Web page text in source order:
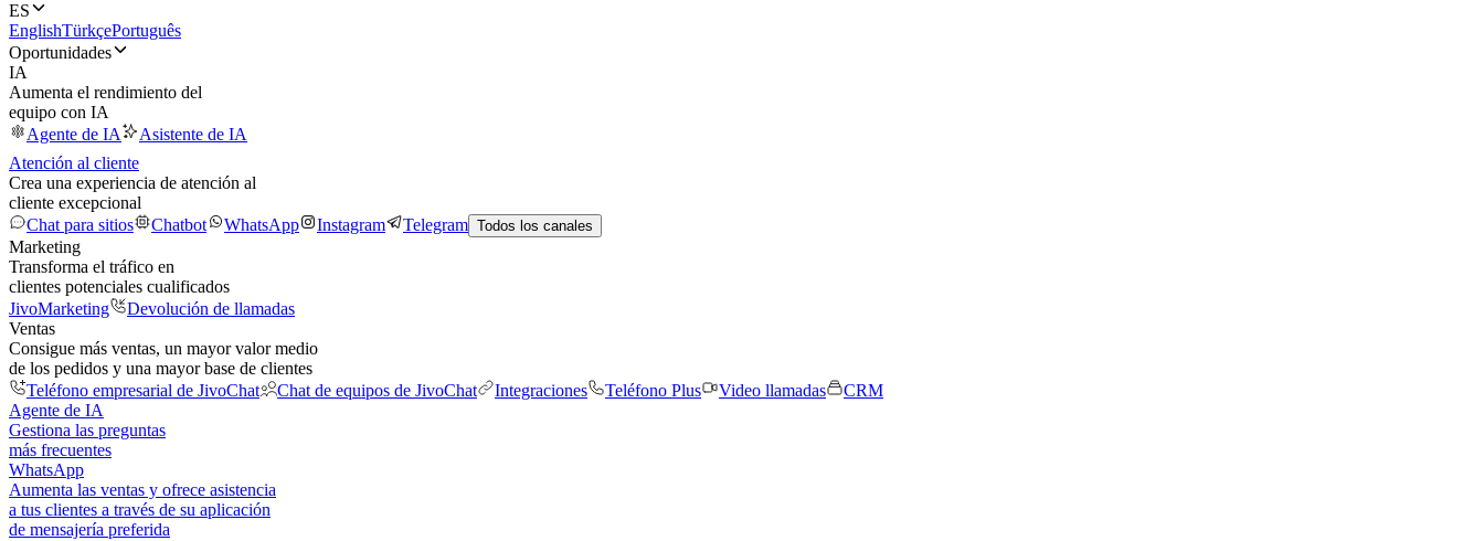
ES
EnglishTürkçePortuguês
Oportunidades
IA
Aumenta el rendimiento del
equipo con IA
Agente de IA
Asistente de IA
Atención al cliente
Crea una experiencia de atención al
cliente excepcional
Chat para sitios
Chatbot WhatsApp Instagram Telegram Todos los canales
Marketing
Transforma el tráfico en
clientes potenciales cualificados
JivoMarketing
Devolución de llamadas
Ventas
Consigue más ventas, un mayor valor medio
de los pedidos y una mayor base de clientes
Teléfono empresarial de JivoChat
Chat de equipos de JivoChat Integraciones Teléfono Plus Video llamadas
CRM
Agente de IA
Gestiona las preguntas
más frecuentes
WhatsApp
Aumenta las ventas y ofrece asistencia
a tus clientes a través de su aplicación
de mensajería preferida